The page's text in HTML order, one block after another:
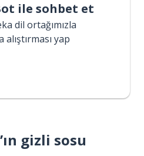
ile sohbet et
dil ortağımızla
yap
gizli sosu